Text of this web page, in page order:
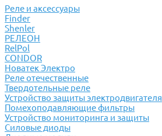
Реле и аксессуары
Finder
Shenler
РЕЛЕОН
RelPol
CONDOR
Новатек Электро
Реле отечественные
Твердотельные реле
Устройство защиты электродвигателя
Помехоподавляющие фильтры
Устройство мониторинга и защиты
Силовые диоды